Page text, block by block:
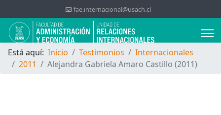
fae.internacional@usach.cl
Está aquí: Inicio Testimonios
Internacionales
2011
Alejandra Gabriela Amaro Castillo (2011)